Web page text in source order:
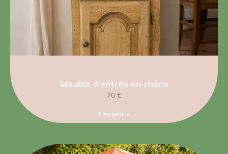
Meuble d’entrée en chêne
70 €
Lire plus »